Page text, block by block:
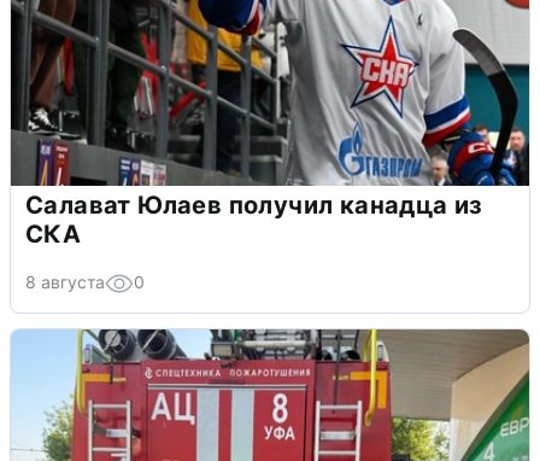
Салават Юлаев получил канадца из
СКА
8 августа 0